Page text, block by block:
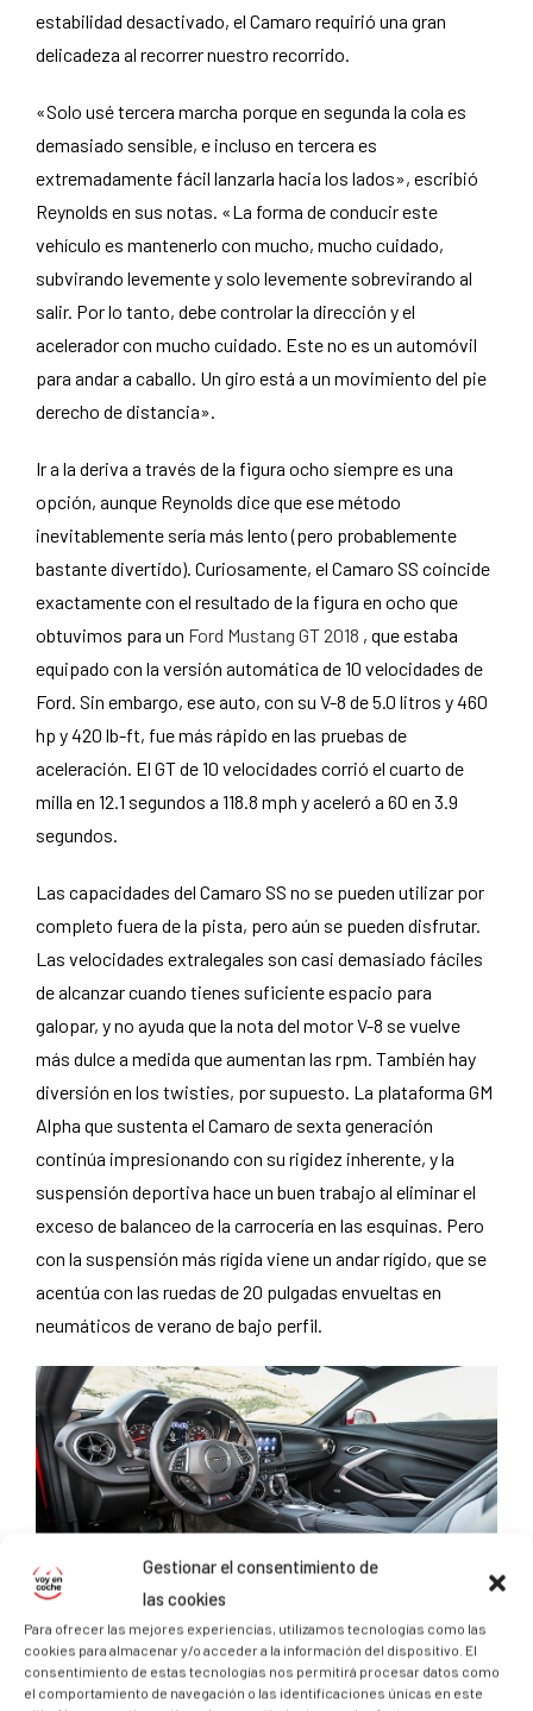
Gestionar el consentimiento de
las cookies
Para ofrecer las mejores experiencias, utilizamos tecnologías como las
cookies para almacenar y/o acceder a la información del dispositivo. El
consentimiento de estas tecnologías nos permitirá procesar datos como
el comportamiento de navegación o las identificaciones únicas en este
estabilidad desactivado, el Camaro requirió una gran
delicadeza al recorrer nuestro recorrido.
«Solo usé tercera marcha porque en segunda la cola es
demasiado sensible, e incluso en tercera es
extremadamente fácil lanzarla hacia los lados», escribió
Reynolds en sus notas. «La forma de conducir este
vehículo es mantenerlo con mucho, mucho cuidado,
subvirando levemente y solo levemente sobrevirando al
salir. Por lo tanto, debe controlar la dirección y el
acelerador con mucho cuidado. Este no es un automóvil
para andar a caballo. Un giro está a un movimiento del pie
derecho de distancia».
Ir a la deriva a través de la figura ocho siempre es una
opción, aunque Reynolds dice que ese método
inevitablemente sería más lento (pero probablemente
bastante divertido). Curiosamente, el Camaro SS coincide
exactamente con el resultado de la figura en ocho que
obtuvimos para un Ford Mustang GT 2018 , que estaba
equipado con la versión automática de 10 velocidades de
Ford. Sin embargo, ese auto, con su V-8 de 5.0 litros y 460
hp y 420 lb-ft, fue más rápido en las pruebas de
aceleración. El GT de 10 velocidades corrió el cuarto de
milla en 12.1 segundos a 118.8 mph y aceleró a 60 en 3.9
segundos.
Las capacidades del Camaro SS no se pueden utilizar por
completo fuera de la pista, pero aún se pueden disfrutar.
Las velocidades extralegales son casi demasiado fáciles
de alcanzar cuando tienes suficiente espacio para
galopar, y no ayuda que la nota del motor V-8 se vuelve
más dulce a medida que aumentan las rpm. También hay
diversión en los twisties, por supuesto. La plataforma GM
Alpha que sustenta el Camaro de sexta generación
continúa impresionando con su rigidez inherente, y la
suspensión deportiva hace un buen trabajo al eliminar el
exceso de balanceo de la carrocería en las esquinas. Pero
con la suspensión más rígida viene un andar rígido, que se
acentúa con las ruedas de 20 pulgadas envueltas en
neumáticos de verano de bajo perfil.